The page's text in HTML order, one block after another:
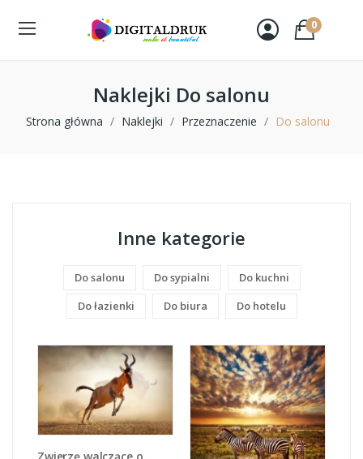
0
Naklejki Do salonu
Strona główna Naklejki Przeznaczenie Do salonu
Inne kategorie
Do salonu Do sypialni
Do kuchni
Do łazienki
Do biura Do hotelu